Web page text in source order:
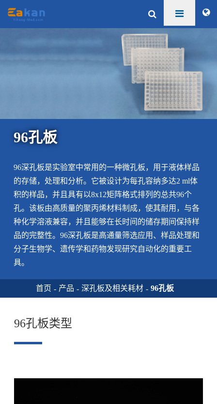
96孔板
96深孔板是实验室中常用的一种微孔板，用于液体样品
的存储，处理和分析。它被设计为每孔容纳多达2 ml体
积的样品，并且具有以8x12矩阵格式排列的总共96个
孔。该板由高质量的聚丙烯材料制成，使其耐用，与各
种化学溶液兼容，并且能够在长时间的储存期间保持样
品的完整性。96深孔板是高通量筛选应用、样品处理和
分子生物学、遗传学和药物发现研究自动化的重要工
具。
首页 产品 深孔板及相关耗材 96孔板
96孔板类型